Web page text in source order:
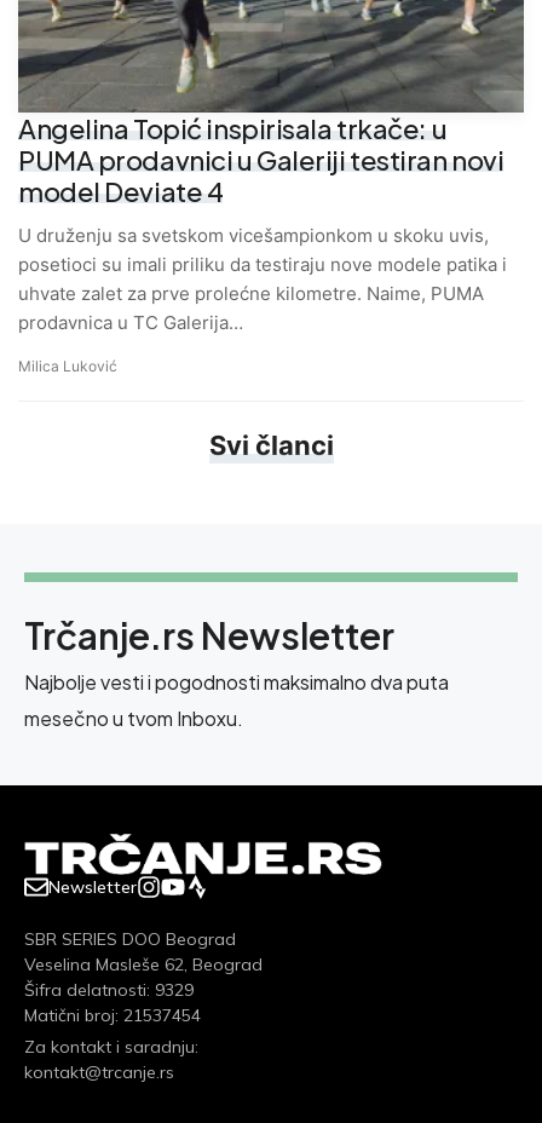
Angelina Topić inspirisala trkače: u
PUMA prodavnici u Galeriji testiran novi
model Deviate 4
U druženju sa svetskom vicešampionkom u skoku uvis,
posetioci su imali priliku da testiraju nove modele patika i
uhvate zalet za prve prolećne kilometre. Naime, PUMA
prodavnica u TC Galerija…
Milica Luković
Svi članci
Trčanje.rs Newsletter
Najbolje vesti i pogodnosti maksimalno dva puta
mesečno u tvom Inboxu.
Newsletter
SBR SERIES DOO Beograd
Veselina Masleše 62, Beograd
Šifra delatnosti: 9329
Matični broj: 21537454
Za kontakt i saradnju:
kontakt@trcanje.rs